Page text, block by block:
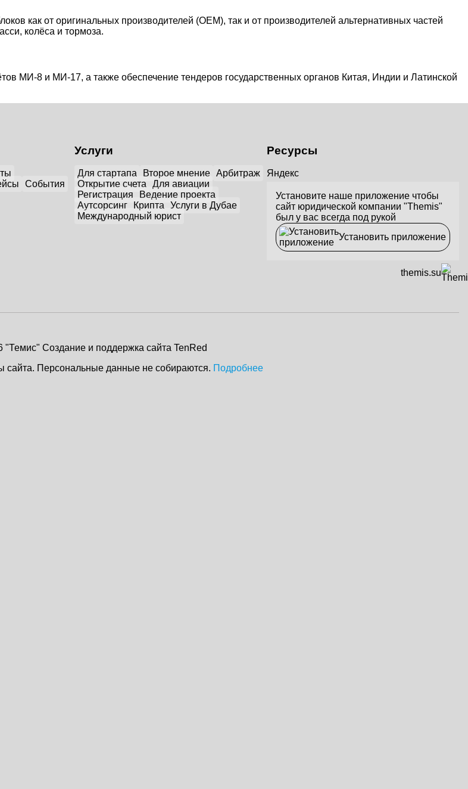
как от оригинальных производителей (OEM), так и от производителей альтернативных частей
колёса и тормоза.
МИ-8 и МИ-17, а также обеспечение тендеров государственных органов Китая, Индии и Латинской
События
Услуги
Для стартапа Второе мнение
Арбитраж
Открытие счета
Для авиации
Регистрация
Ведение проекта
Аутсорсинг
Крипта
Услуги в Дубае
Международный юрист
Ресурсы
Яндекс
Установите наше приложение чтобы
сайт юридической компании "Themis"
был у вас всегда под рукой
Установить приложение
themis.su
"Темис" Создание и поддержка сайта TenRed
сайта. Персональные данные не собираются. Подробнее